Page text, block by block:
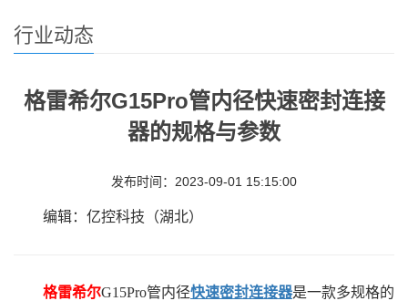
行业动态
格雷希尔G15Pro管内径快速密封连接
器的规格与参数
发布时间：2023-09-01 15:15:00
编辑：亿控科技（湖北）
格雷希尔G15Pro管内径快速密封连接器是一款多规格的